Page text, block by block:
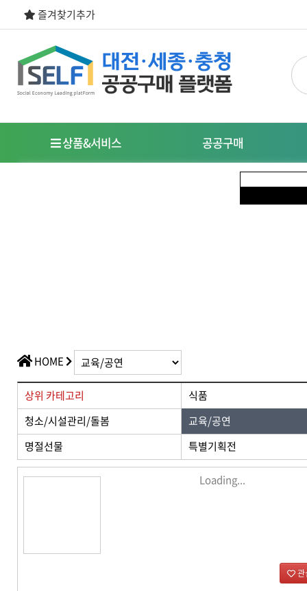
즐겨찾기추가
상품&서비스 공공구매
사회적경제기업이란?
가치플러스
HOME
상위 카테고리
식품
청소/시설관리/돌봄
교육/공연
명절선물
특별기획전
Loading...
관